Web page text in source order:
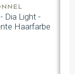
Dia Light -
Haarfarbe